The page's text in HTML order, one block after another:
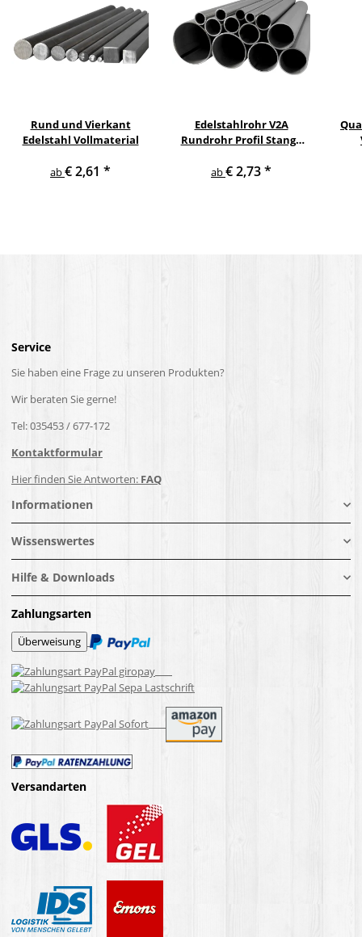
Rund und Vierkant
Edelstahl Vollmaterial
ab€ 2,61 *
Edelstahlrohr V2A
Rundrohr Profil Stange
Durchmessern
ab€ 2,73*
Service
Sie haben eine Frage zu unseren Produkten?
Wir beraten Sie gerne!
Tel: 035453 / 677-172
Kontaktformular
Hier finden Sie Antworten: FAQ
Informationen
Wissenswertes
Hilfe & Downloads
Zahlungsarten
Versandarten